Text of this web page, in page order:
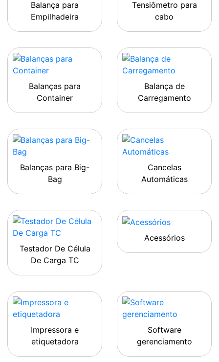
Balança para
Empilhadeira
Tensiômetro para
cabo
Balanças para
Container
Balança de
Carregamento
Balanças para Big-
Bag
Cancelas
Automáticas
Testador De Célula
De Carga TC
Acessórios
Impressora e
etiquetadora
Software
gerenciamento